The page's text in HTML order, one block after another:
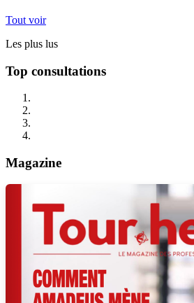
Tout voir
Les plus lus
Top consultations
Magazine